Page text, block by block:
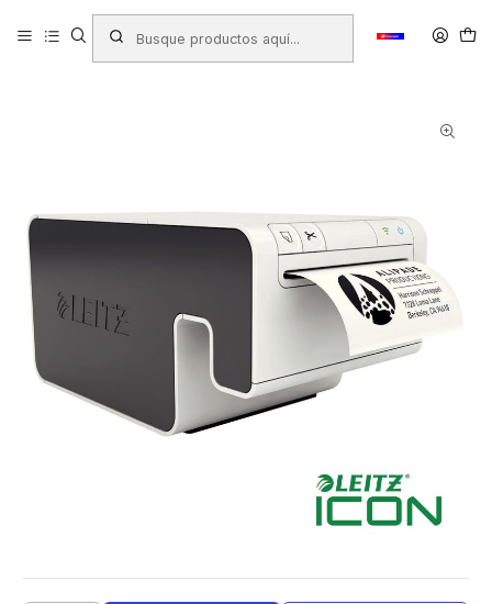
Productos MAQUINAS - EQUIPOS E INSUMOS PARA OFICINA
Impresora de Etiquetas Leitz 7001
IMPRESORA ETIQUETAS LEITZ ICON #70010000 USB/WIFI